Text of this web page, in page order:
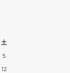
土
5
12